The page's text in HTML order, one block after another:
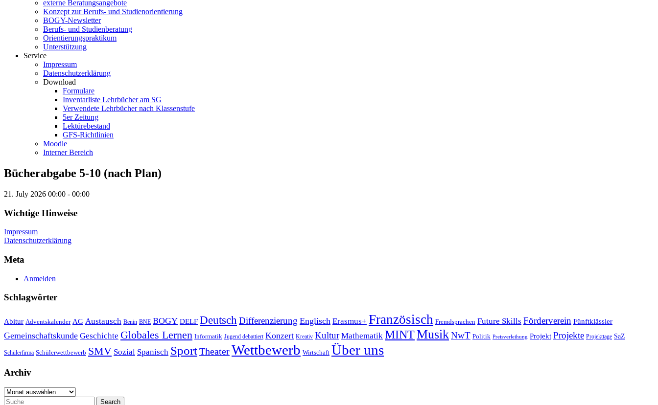
externe Beratungsangebote
Konzept zur Berufs- und Studienorientierung
BOGY-Newsletter
Berufs- und Studienberatung
Orientierungspraktikum
Unterstützung
Service
Impressum
Datenschutzerklärung
Download
Formulare
Inventarliste Lehrbücher am SG
Verwendete Lehrbücher nach Klassenstufe
5er Zeitung
Lektürebestand
GFS-Richtlinien
Moodle
Interner Bereich
Bücherabgabe 5-10 (nach Plan)
21. July 2026 00:00 - 00:00
Wichtige Hinweise
Impressum
Datenschutzerklärung
Meta
Anmelden
Schlagwörter
Abitur Adventskalender AG Austausch Benin BNE BOGY DELF DeutschDifferenzierung Englisch Erasmus+ Französisch Fremdsprachen Future Skills Förderverein Fünftklässler
Gemeinschaftskunde Geschichte Globales Lernen Informatik Jugend debattiert Konzert Kreativ Kultur Mathematik MINTMusikNwT Politik Preisverleihung Projekt Projekte Projekttage SaZ
Schülerfirma Schülerwettbewerb SMV Sozial Spanisch SportTheaterWettbewerb Wirtschaft Über uns
Archiv
Archiv
Search